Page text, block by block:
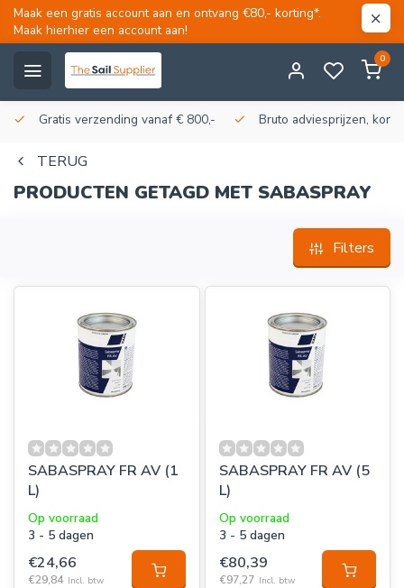
Maak een gratis account aan en ontvang €80,- korting*.
Maak hierhier een account aan!
0
Gratis verzending vanaf € 800,- Bruto adviesprijzen,
TERUG
PRODUCTEN GETAGD MET SABASPRAY
Filters
SABASPRAY FR AV (1
L)
Op voorraad
3 - 5 dagen
€24,66
€29,84 Incl. btw
SABASPRAY FR AV (5
L)
Op voorraad
3 - 5 dagen
€80,39
€97,27 Incl. btw